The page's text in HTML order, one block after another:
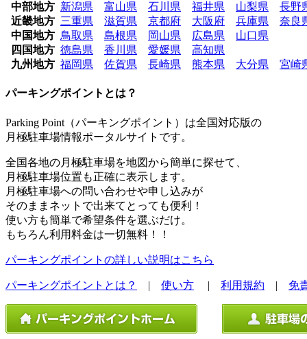
中部地方 新潟県 富山県 石川県 福井県 山梨県 長野
近畿地方 三重県 滋賀県 京都府 大阪府 兵庫県 奈良
中国地方 鳥取県 島根県 岡山県 広島県
山口県
四国地方 徳島県 香川県 愛媛県
高知県
九州地方 福岡県 佐賀県 長崎県 熊本県 大分県 宮崎
パーキングポイントとは？
Parking Point（パーキングポイント）は全国対応版の
月極駐車場情報ポータルサイトです。
全国各地の月極駐車場を地図から簡単に探せて、
月極駐車場位置も正確に表示します。
月極駐車場への問い合わせや申し込みが
そのままネットで出来てとっても便利！
使い方も簡単で希望条件を選ぶだけ。
もちろん利用料金は一切無料！！
パーキングポイントの詳しい説明はこちら
パーキングポイントとは？ | 使い方 | 利用規約 | 免